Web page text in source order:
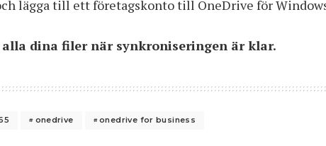
lägga till ett företagskonto till OneDrive för
dina filer när synkroniseringen är klar.
onedrive onedrive for business